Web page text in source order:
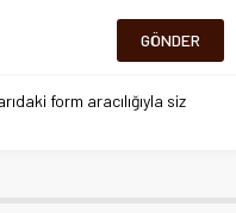
form aracılığıyla siz